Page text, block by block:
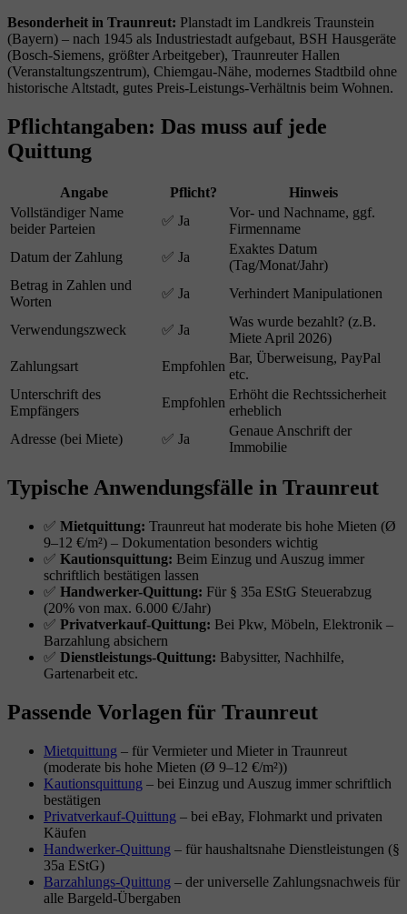
Besonderheit in Traunreut: Planstadt im Landkreis Traunstein
(Bayern) – nach 1945 als Industriestadt aufgebaut, BSH Hausgeräte
(Bosch-Siemens, größter Arbeitgeber), Traunreuter Hallen
(Veranstaltungszentrum), Chiemgau-Nähe, modernes Stadtbild ohne
historische Altstadt, gutes Preis-Leistungs-Verhältnis beim Wohnen.
Pflichtangaben: Das muss auf jede
Quittung
Angabe Pflicht?
Hinweis
Vollständiger Name
beider Parteien
✅ Ja
Vor- und Nachname, ggf.
Firmenname
Datum der Zahlung
✅ Ja
Exaktes Datum
(Tag/Monat/Jahr)
Betrag in Zahlen und
Worten
✅ Ja Verhindert Manipulationen
Verwendungszweck ✅ Ja
Was wurde bezahlt? (z.B.
Miete April 2026)
Zahlungsart
Empfohlen
Bar, Überweisung, PayPal
etc.
Unterschrift des
Empfängers
Empfohlen
Erhöht die Rechtssicherheit
erheblich
Adresse (bei Miete)
✅ Ja
Genaue Anschrift der
Immobilie
Typische Anwendungsfälle in Traunreut
✅ Mietquittung: Traunreut hat moderate bis hohe Mieten (Ø
9–12 €/m²) – Dokumentation besonders wichtig
✅ Kautionsquittung: Beim Einzug und Auszug immer
schriftlich bestätigen lassen
✅ Handwerker-Quittung: Für § 35a EStG Steuerabzug
(20% von max. 6.000 €/Jahr)
✅ Privatverkauf-Quittung: Bei Pkw, Möbeln, Elektronik –
Barzahlung absichern
✅ Dienstleistungs-Quittung: Babysitter, Nachhilfe,
Gartenarbeit etc.
Passende Vorlagen für Traunreut
Mietquittung – für Vermieter und Mieter in Traunreut
(moderate bis hohe Mieten (Ø 9–12 €/m²))
Kautionsquittung – bei Einzug und Auszug immer schriftlich
bestätigen
Privatverkauf-Quittung – bei eBay, Flohmarkt und privaten
Käufen
Handwerker-Quittung – für haushaltsnahe Dienstleistungen (§
35a EStG)
Barzahlungs-Quittung – der universelle Zahlungsnachweis für
alle Bargeld-Übergaben